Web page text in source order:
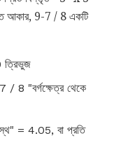
আকার, 9-7 / 8 একটি
/ 8 "বর্গক্ষেত্র থেকে
= 4.05, বা প্রতি